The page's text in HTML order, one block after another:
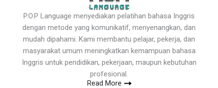
P.O.P Language menyediakan pelatihan bahasa Inggris
dengan metode yang komunikatif, menyenangkan, dan
mudah dipahami. Kami membantu pelajar, pekerja, dan
masyarakat umum meningkatkan kemampuan bahasa
Inggris untuk pendidikan, pekerjaan, maupun kebutuhan
profesional.
Read More